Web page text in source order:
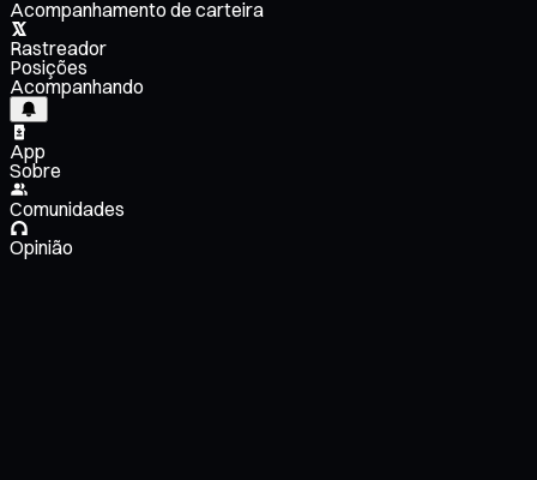
Acompanhamento de carteira
Rastreador
Posições
Acompanhando
App
Sobre
Comunidades
Opinião